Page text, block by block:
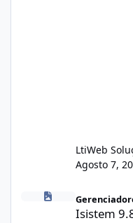
LtiWeb
Agosto 7,
Isistem 9.8 API CentOS
Isistem